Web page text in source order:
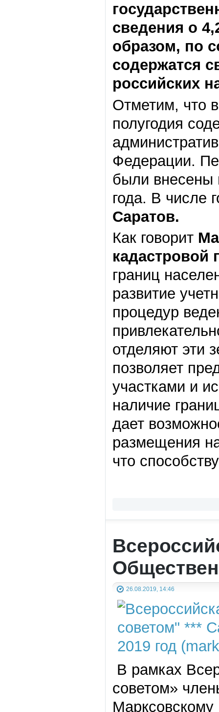
сведения о
образом, по
содержатся
российских
Отметим, что
полугодия
Федерации.
были внесены
года. В числе
Саратов.
Как говорит
кадастровой
границ
развитие
процедур
отделяют эти
позволяет
участками и
наличие
дает
размещения
что
26.08.2019, 14:46
В рамках
советом»
Марксовскому